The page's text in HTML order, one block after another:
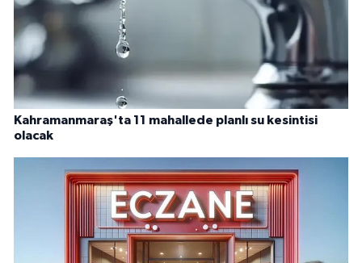
Kahramanmaraş'ta 11 mahallede planlı su kesintisi
olacak